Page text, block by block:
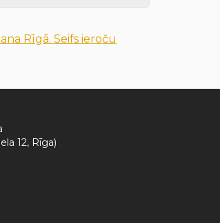
Rīgā. Seifs ieroču
12, Rīga)